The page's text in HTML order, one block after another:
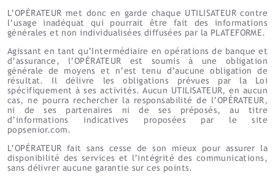
L’OPÉRATEUR met donc en garde chaque UTILISATEUR contre
l’usage inadéquat qui pourrait être fait des informations
générales et non individualisées diffusées par la PLATEFORME.
Agissant en tant qu’Intermédiaire en opérations de banque et
d’assurance, l’OPÉRATEUR est soumis à une obligation
générale de moyens et n’est tenu d’aucune obligation de
résultat. Il délivre les obligations prévues par la Loi
spécifiquement à ses activités. Aucun UTILISATEUR, en aucun
cas, ne pourra rechercher la responsabilité de l’OPÉRATEUR,
ni de ses partenaires ni de ses préposés, au titre
d’informations indicatives proposées par le site
popsenior.com.
L’OPÉRATEUR fait sans cesse de son mieux pour assurer la
disponibilité des services et l’intégrité des communications,
sans délivrer aucune garantie sur ces points.